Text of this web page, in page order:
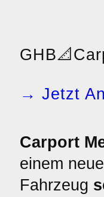
GHB📐
→ Jetzt
Carport
einem
Fahrzeug